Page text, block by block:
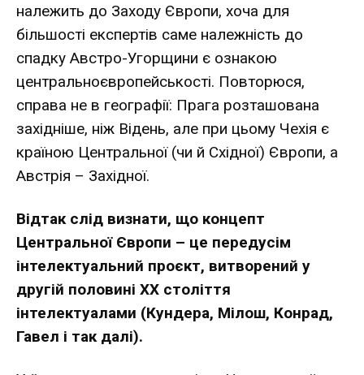
належить до Заходу Європи, хоча для
більшості експертів саме належність до
спадку Австро-Угорщини є ознакою
центральноєвропейськості. Повторюся,
справа не в географії: Прага розташована
західніше, ніж Відень, але при цьому Чехія є
країною Центральної (чи й Східної) Європи, а
Австрія – Західної.
Відтак слід визнати, що концепт
Центральної Європи – це передусім
інтелектуальний проєкт, витворений у
другій половині ХХ століття
інтелектуалами (Кундера, Мілош, Конрад,
Гавел і так далі).